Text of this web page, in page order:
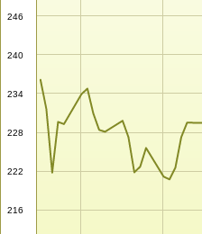
216
222
228
234
240
246